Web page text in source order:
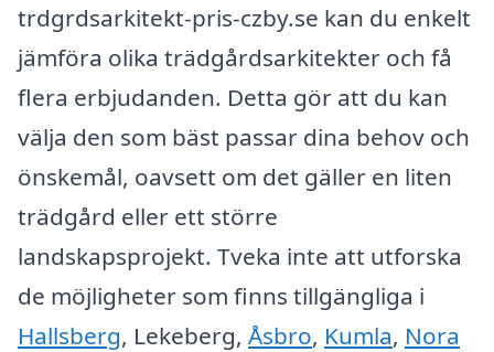
trdgrdsarkitekt-pris-czby.se kan du enkelt
jämföra olika trädgårdsarkitekter och få
flera erbjudanden. Detta gör att du kan
välja den som bäst passar dina behov och
önskemål, oavsett om det gäller en liten
trädgård eller ett större
landskapsprojekt. Tveka inte att utforska
de möjligheter som finns tillgängliga i
Hallsberg, Lekeberg, Åsbro, Kumla, Nora